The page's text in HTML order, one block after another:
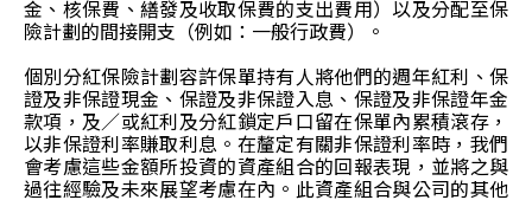
金、核保費、繕發及收取保費的支出費用）以及分配至保
險計劃的間接開支（例如：一般行政費）。
個別分紅保險計劃容許保單持有人將他們的週年紅利、保
證及非保證現金、保證及非保證入息、保證及非保證年金
款項，及／或紅利及分紅鎖定戶口留在保單內累積滾存，
以非保證利率賺取利息。在釐定有關非保證利率時，我們
會考慮這些金額所投資的資產組合的回報表現，並將之與
過往經驗及未來展望考慮在內。此資產組合與公司的其他